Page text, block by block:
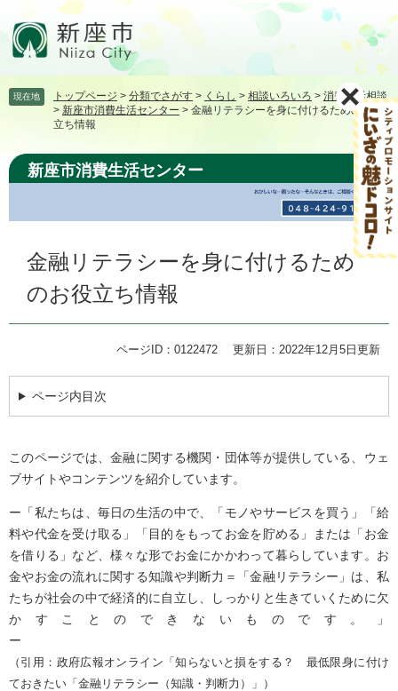
頭飛
て
現在地 トップページ > 分類でさがす > くらし > 相談いろいろ > 消費生活相談
> 新座市消費生活センター > 金融リテラシーを身に付けるためのお役
立ち情報
新座市消費生活センター
金融リテラシーを身に付けるため
のお役立ち情報
ページID：0122472 更新日：2022年12月5日更新
ページ内目次
このページでは、金融に関する機関・団体等が提供している、ウェ
ブサイトやコンテンツを紹介しています。
ー「私たちは、毎日の生活の中で、「モノやサービスを買う」「給
料や代金を受け取る」「目的をもってお金を貯める」または「お金
を借りる」など、様々な形でお金にかかわって暮らしています。お
金やお金の流れに関する知識や判断力＝「金融リテラシー」は、私
たちが社会の中で経済的に自立し、しっかりと生きていくために欠
かすことのできないものです。」
ー
（引用：政府広報オンライン「知らないと損をする？ 最低限身に付け
ておきたい「金融リテラシー（知識・判断力）」）